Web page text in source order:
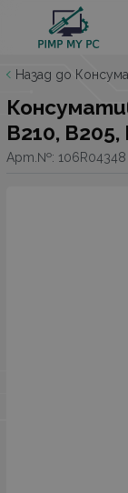
Назад до
B210,
Арт.№: 106R04348